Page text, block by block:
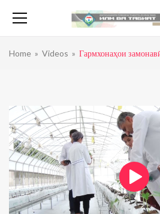
Home » Videos » Гармхонаҳои